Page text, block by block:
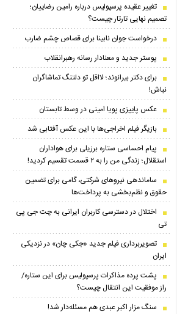
تغییر عقیده پرسپولیس درباره رامین رضاییان؛
تصمیم نهایی تارتار چیست؟
درخواست جوان نابینا برای قصاص چشم ضارب
پوستر جدید و معنادار رسانه رهبرانقلاب
برای دکتر بیرانوند؛ لااقل تو دلتنگ تماشاگران
نباش!
عکس پاییزی پویا امینی در وسط تابستان
بازیگر فیلم اخراجی‌ها با این عکس آفتابی شد
پیام احساسی ستاره برزیلی برای هواداران
استقلال؛ زندگی من را به ۲ قسمت تقسیم کردید!
ساماندهی نیروهای شرکتی، گامی برای تضمین
حقوق و نظم‌بخشی به پرداخت‌ها
اختلال در دسترسی کاربران ایرانی به چت جی پی
تی
تصویربرداری فیلم جدید «جکی چان» در نزدیکی
ایران
پشت پرده مذاکرات پرسپولیس برای این ستاره/
راز موفقیت این انتقال چیست؟
سنگ مزار اکبر عبدی هم مسئله‌دار شد!